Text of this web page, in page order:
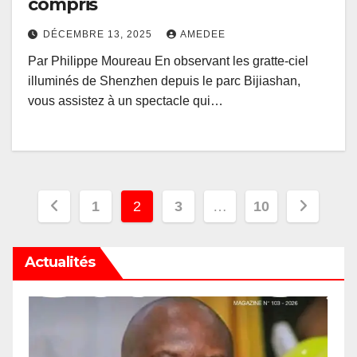
DÉCEMBRE 13, 2025 AMEDEE
Par Philippe Moureau En observant les gratte-ciel
illuminés de Shenzhen depuis le parc Bijiashan,
vous assistez à un spectacle qui…
Pagination
publications
1 2 3 … 10
Actualités